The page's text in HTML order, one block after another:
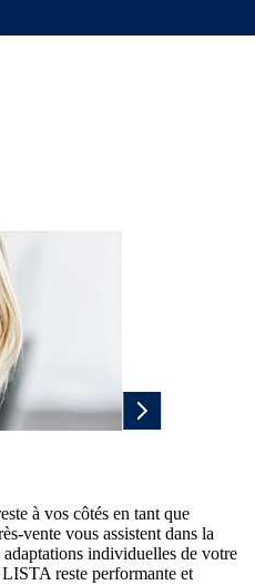
à vos côtés en tant que
vente vous assistent dans la
individuelles de votre
reste performante et